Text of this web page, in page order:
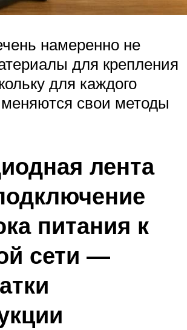
намеренно не
для крепления
для каждого
свои методы
лента
питания к
сети —